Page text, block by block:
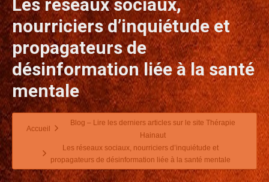
Les réseaux sociaux,
nourriciers d’inquiétude et
propagateurs de
désinformation liée à la santé
mentale
Accueil
Blog – Lire les derniers articles sur le site Thérapie
Hainaut
Les réseaux sociaux, nourriciers d’inquiétude et
propagateurs de désinformation liée à la santé mentale